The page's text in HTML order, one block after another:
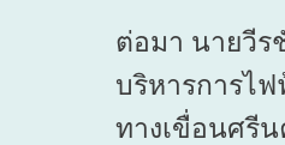
ต่อมา นายวีร
บริหารการไฟ
ทางเขื่อนศรี